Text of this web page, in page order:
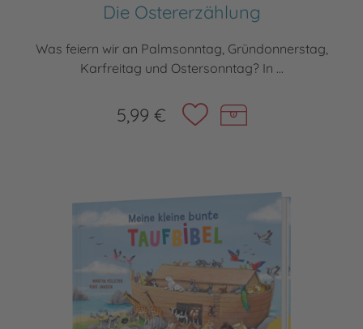
Die Ostererzählung
Was feiern wir an Palmsonntag, Gründonnerstag,
Karfreitag und Ostersonntag? In ...
5,99 €